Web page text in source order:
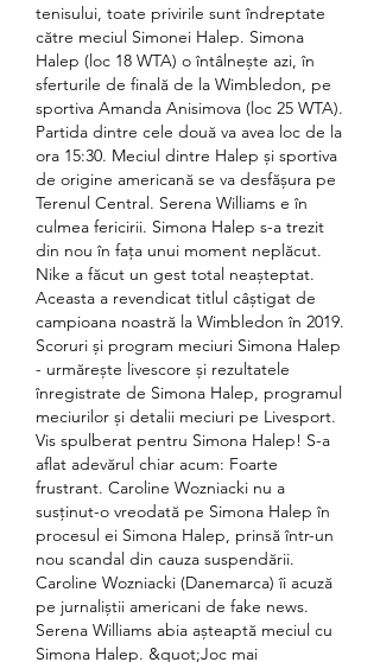
tenisului, toate privirile sunt îndreptate
către meciul Simonei Halep. Simona
Halep (loc 18 WTA) o întâlnește azi, în
sferturile de finală de la Wimbledon, pe
sportiva Amanda Anisimova (loc 25 WTA).
Partida dintre cele două va avea loc de la
ora 15:30. Meciul dintre Halep și sportiva
de origine americană se va desfășura pe
Terenul Central. Serena Williams e în
culmea fericirii. Simona Halep s-a trezit
din nou în fața unui moment neplăcut.
Nike a făcut un gest total neașteptat.
Aceasta a revendicat titlul câștigat de
campioana noastră la Wimbledon în 2019.
Scoruri și program meciuri Simona Halep
- urmărește livescore și rezultatele
înregistrate de Simona Halep, programul
meciurilor și detalii meciuri pe Livesport.
Vis spulberat pentru Simona Halep! S-a
aflat adevărul chiar acum: Foarte
frustrant. Caroline Wozniacki nu a
susținut-o vreodată pe Simona Halep în
procesul ei Simona Halep, prinsă într-un
nou scandal din cauza suspendării.
Caroline Wozniacki (Danemarca) îi acuză
pe jurnaliștii americani de fake news.
Serena Williams abia așteaptă meciul cu
Simona Halep. &quot;Joc mai